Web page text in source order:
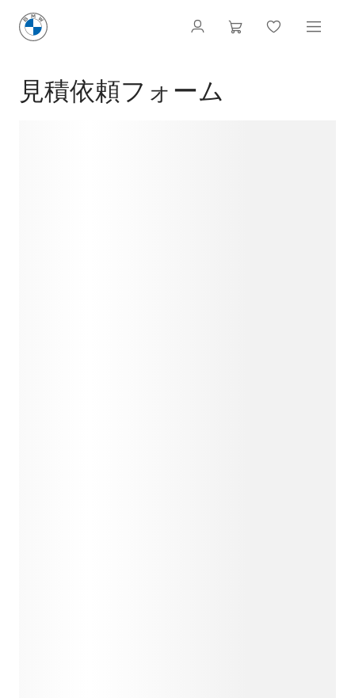
見積依頼フォーム